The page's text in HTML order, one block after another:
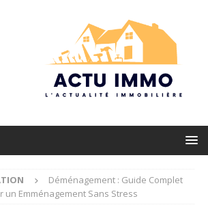
Déménagement : Guide Complet
un Emménagement Sans Stress